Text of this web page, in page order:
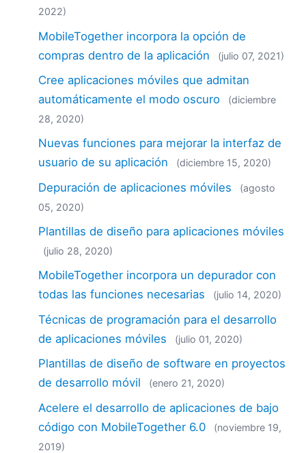
2022)
MobileTogether incorpora la opción de
compras dentro de la aplicación
(julio 07, 2021)
Cree aplicaciones móviles que admitan
automáticamente el modo oscuro
(diciembre
28, 2020)
Nuevas funciones para mejorar la interfaz de
usuario de su aplicación
(diciembre 15, 2020)
Depuración de aplicaciones móviles
(agosto
05, 2020)
Plantillas de diseño para aplicaciones móviles
(julio 28, 2020)
MobileTogether incorpora un depurador con
todas las funciones necesarias
(julio 14, 2020)
Técnicas de programación para el desarrollo
de aplicaciones móviles
(julio 01, 2020)
Plantillas de diseño de software en proyectos
de desarrollo móvil
(enero 21, 2020)
Acelere el desarrollo de aplicaciones de bajo
código con MobileTogether 6.0
(noviembre 19,
2019)